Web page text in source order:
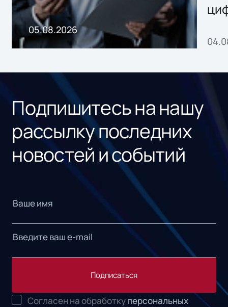
05.08.2026
Подпишитесь на нашу
рассылку последних
новостей и событий
Подписаться
Согласен на обработкуперсональных